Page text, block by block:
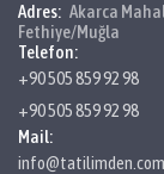
Adres: Akarca
Fethiye/Muğla
Telefon:
+90 505 859 92 98
+90 505 859 92 98
Mail:
info@tatilimden.com